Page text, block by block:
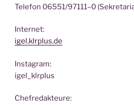
Tele­fon 06551/97111–0
Inter­net:
igel.klrplus.de
Insta­gram:
igel_klrplus
Chef­re­dak­teu­re: